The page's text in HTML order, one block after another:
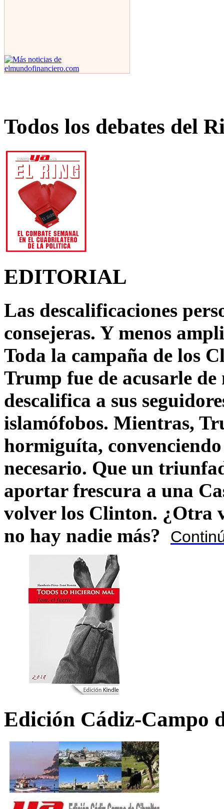
Todos los debates del
EDITORIAL
Las descalificaciones
consejeras. Y menos
Toda la campaña de los
Trump fue de acusarle
descalifica a sus
islamófobos. Mientras,
hormiguíta,
necesario. Que un
aportar frescura a una
volver los Clinton. ¿Otra
no hay nadie más?
Edición Cádiz-Campo